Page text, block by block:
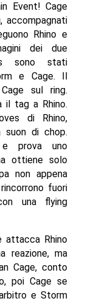
Event! Cage
accompagnati
Rhino e
dei due
sono stati
e Cage. Il
sul ring.
il tag a Rhino.
di Rhino,
suon di chop.
e prova uno
ottiene solo
non appena
fuori
una flying
attacca Rhino
reazione, ma
Cage, conto
poi Cage se
e Storm